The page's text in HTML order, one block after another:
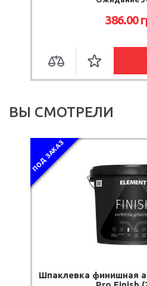
386.00
ВЫ СМОТРЕЛИ
ПОД ЗАКАЗ
Шпаклевка финишная